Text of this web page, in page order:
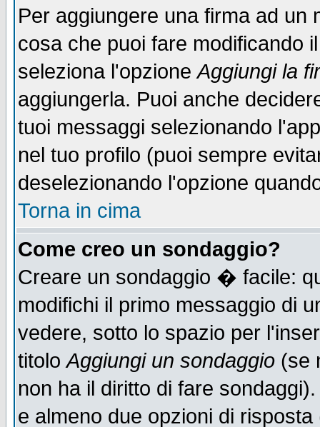
Per aggiungere una firma ad un
cosa che puoi fare modificando
seleziona l'opzioneAggiungi la
aggiungerla. Puoi anche
tuoi messaggi selezionando
nel tuo profilo (puoi sempre
deselezionando l'opzione
Torna in cima
Come creo un sondaggio?
Creare un sondaggio � facile:
modifichi il primo messaggio di
vedere, sotto lo spazio per
titoloAggiungi un sondaggio (se
non ha il diritto di fare
e almeno due opzioni di